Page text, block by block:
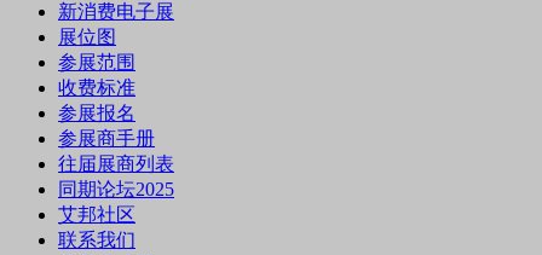
新消费电子展
展位图
参展范围
收费标准
参展报名
参展商手册
往届展商列表
同期论坛2025
艾邦社区
联系我们